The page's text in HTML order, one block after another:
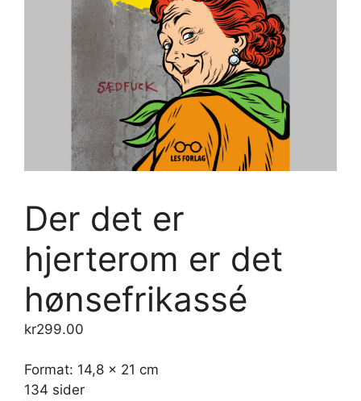
Der det er
hjerterom er det
hønsefrikassé
kr299.00
Format: 14,8 x 21 cm
134 sider